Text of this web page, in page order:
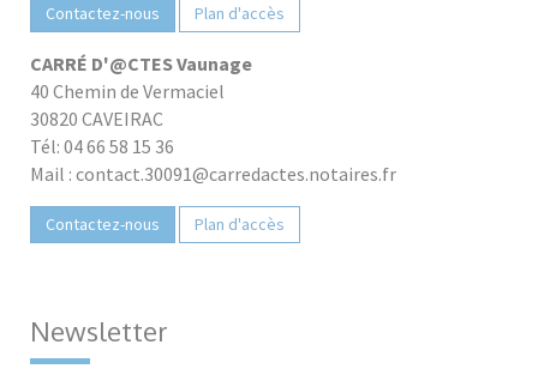
Contactez-nous Plan d'accès
CARRÉ D'@CTES Vaunage
40 Chemin de Vermaciel
30820 CAVEIRAC
Tél: 04 66 58 15 36
Mail : contact.30091@carredactes.notaires.fr
Contactez-nous Plan d'accès
Newsletter